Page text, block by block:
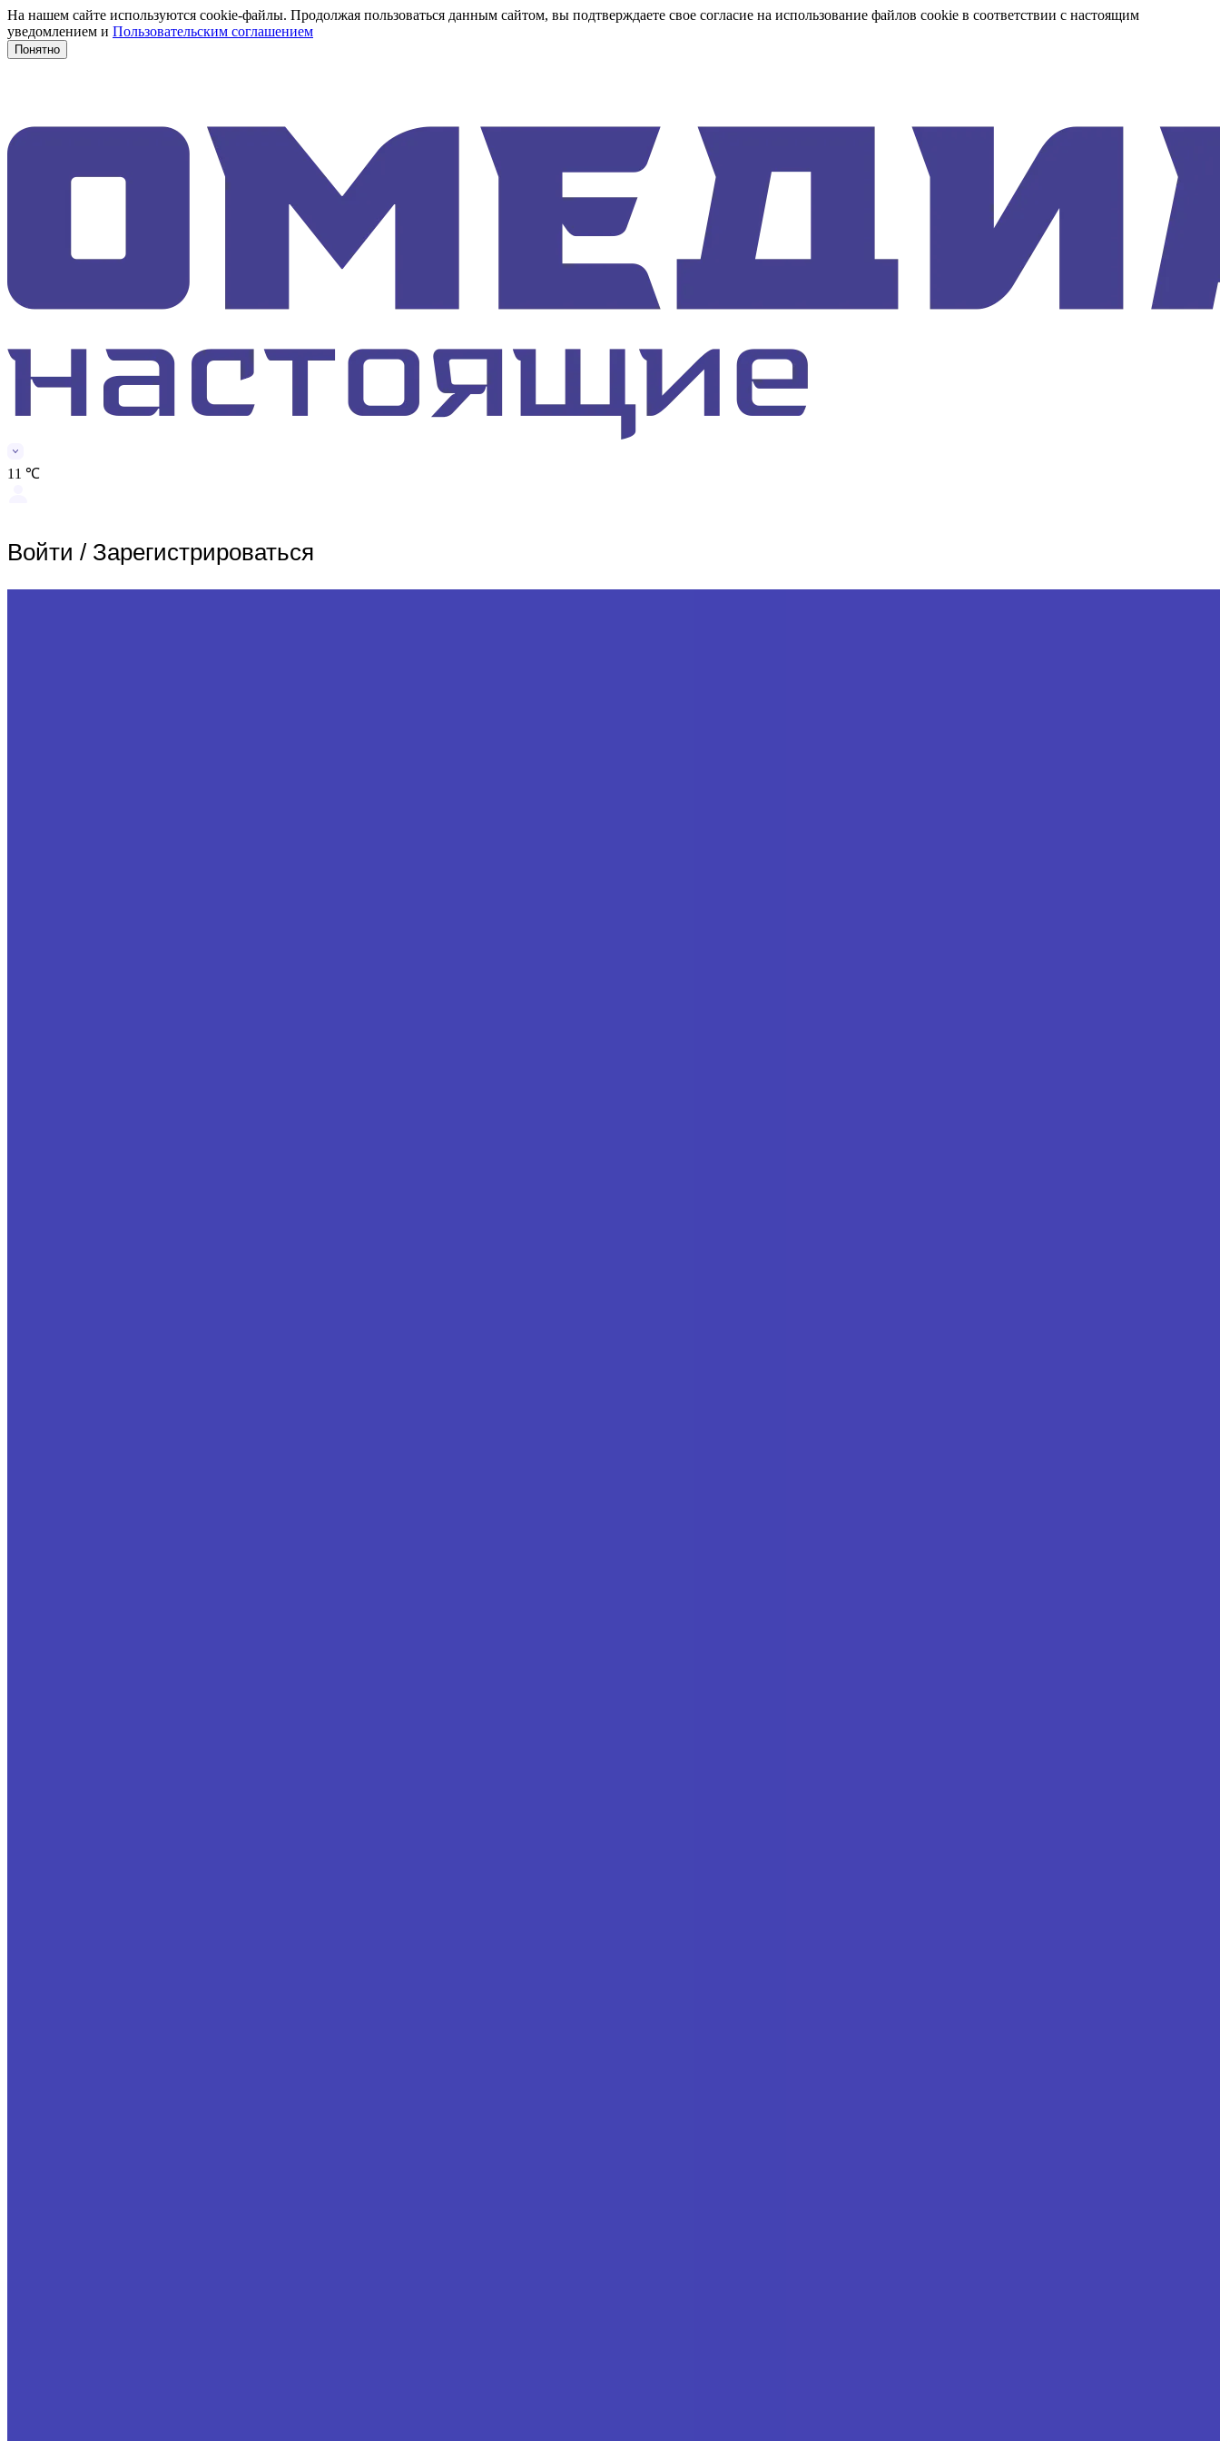
На нашем сайте используются cookie-файлы. Продолжая пользоваться данным сайтом, вы подтверждаете свое согласие на использование файлов cookie в соответствии с настоящим
уведомлением и Пользовательским соглашением
Понятно
11 ℃
Войти / Зарегистрироваться